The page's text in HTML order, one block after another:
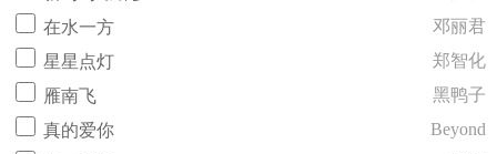
在水一方
邓丽君
星星点灯
郑智化
雁南飞
黑鸭子
真的爱你
Beyond